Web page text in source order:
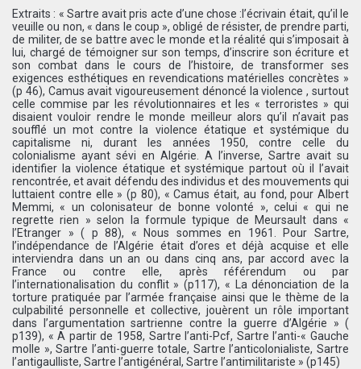
Extraits : « Sartre avait pris acte d’une chose :l’écrivain était, qu’il le
veuille ou non, « dans le coup », obligé de résister, de prendre parti,
de militer, de se battre avec le monde et la réalité qui s’imposait à
lui, chargé de témoigner sur son temps, d’inscrire son écriture et
son combat dans le cours de l’histoire, de transformer ses
exigences esthétiques en revendications matérielles concrètes »
(p 46), Camus avait vigoureusement dénoncé la violence , surtout
celle commise par les révolutionnaires et les « terroristes » qui
disaient vouloir rendre le monde meilleur alors qu’il n’avait pas
soufflé un mot contre la violence étatique et systémique du
capitalisme ni, durant les années 1950, contre celle du
colonialisme ayant sévi en Algérie. A l’inverse, Sartre avait su
identifier la violence étatique et systémique partout où il l’avait
rencontrée, et avait défendu des individus et des mouvements qui
luttaient contre elle » (p 80), « Camus était, au fond, pour Albert
Memmi, « un colonisateur de bonne volonté », celui « qui ne
regrette rien » selon la formule typique de Meursault dans «
l’Etranger » ( p 88), « Nous sommes en 1961. Pour Sartre,
l’indépendance de l’Algérie était d’ores et déjà acquise et elle
interviendra dans un an ou dans cinq ans, par accord avec la
France ou contre elle, après référendum ou par
l’internationalisation du conflit » (p117), « La dénonciation de la
torture pratiquée par l’armée française ainsi que le thème de la
culpabilité personnelle et collective, jouèrent un rôle important
dans l’argumentation sartrienne contre la guerre d’Algérie » (
p139), « A partir de 1958, Sartre l’anti-Pcf, Sartre l’anti-« Gauche
molle », Sartre l’anti-guerre totale, Sartre l’anticolonialiste, Sartre
l’antigaulliste, Sartre l’antigénéral, Sartre l’antimilitariste » (p145)